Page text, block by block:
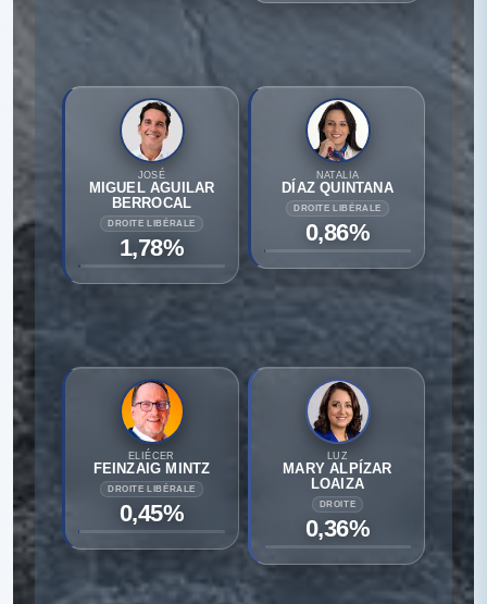
JOSÉ
MIGUEL AGUILAR
BERROCAL
DROITE LIBÉRALE
1,78%
NATALIA
DÍAZ QUINTANA
DROITE LIBÉRALE
0,86%
ELIÉCER
FEINZAIG MINTZ
DROITE LIBÉRALE
0,45%
LUZ
MARY ALPÍZAR
LOAIZA
DROITE
0,36%